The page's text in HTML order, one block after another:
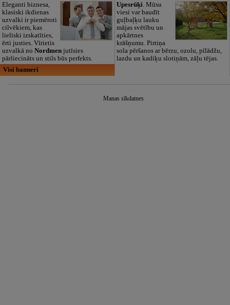
Eleganti biznesa,
klasiski ikdienas
uzvalki ir piemēroti
cilvēkiem, kas
lieliski izskatīties,
ērti justies. Vīrietis
uzvalkā no Nordmenjutīsies
pārliecināts un stils būs perfekts.
Upesrūķi . Mūsu
viesi var baudīt
guļbaļķu lauku
mājas svētību un
apkārtnes
krāšņumu. Pirtiņa
sola pēršanos ar bērzu, ozolu, pīlādžu,
lazdu un kadiķu slotiņām, zāļu tējas.
Visi banneri
Manas sīkdatnes